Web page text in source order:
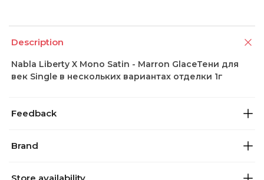
Description
Nabla Liberty X Mono Satin - Marron GlaceТени для
век Single в нескольких вариантах отделки 1г
Feedback
Brand